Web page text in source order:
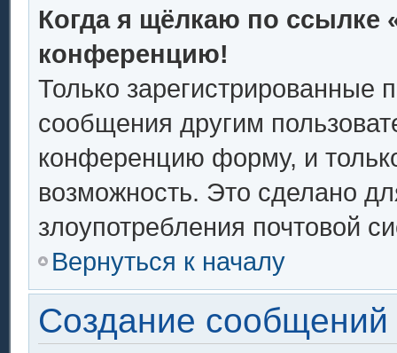
Когда я щёлкаю по ссылке
конференцию!
Только зарегистрированные
сообщения другим
конференцию форму, и
возможность. Это сделано
злоупотребления почтовой
Вернуться к началу
Создание сообщений